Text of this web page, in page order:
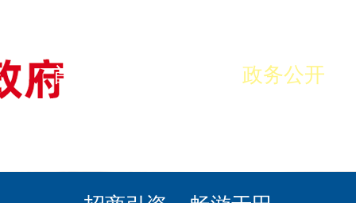
首页 政务公开